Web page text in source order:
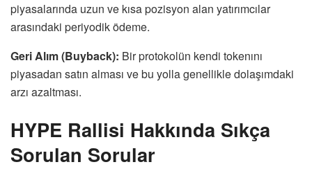
piyasalarında uzun ve kısa pozisyon alan yatırımcılar
arasındaki periyodik ödeme.
Geri Alım (Buyback): Bir protokolün kendi tokenını
piyasadan satın alması ve bu yolla genellikle dolaşımdaki
arzı azaltması.
HYPE Rallisi Hakkında Sıkça
Sorulan Sorular